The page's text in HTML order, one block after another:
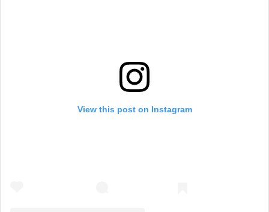
View this post on Instagram